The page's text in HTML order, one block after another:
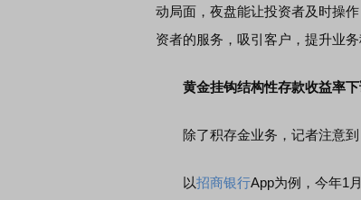
动局面，夜盘能让投资者及时操
资者的服务，吸引客户，提升业务
黄金挂钩结构性存款收益率下
除了积存金业务，记者注意到
以招商银行App为例，今年1